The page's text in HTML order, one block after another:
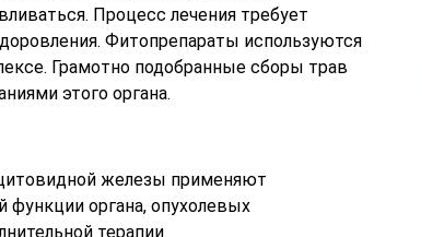
Процесс лечения требует
Фитопрепараты используются
Грамотно подобранные сборы трав
этого органа.